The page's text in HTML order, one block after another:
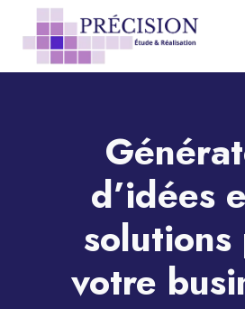
contenu
d’idées
votre